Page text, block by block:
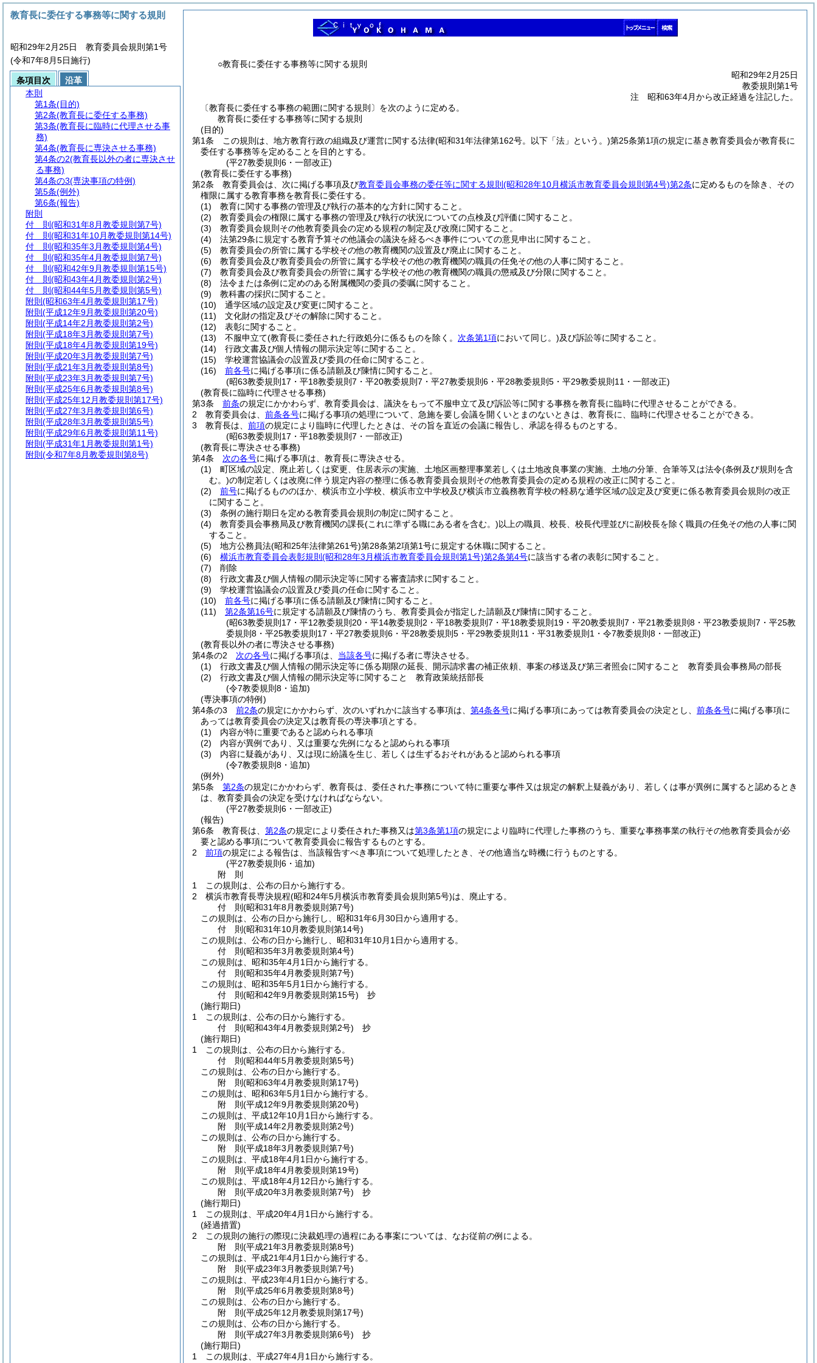
○教育長に委任する事務等に関する規則
昭和29年2月25日
教委規則第1号
注 昭和63年4月から改正経過を注記した。
〔教育長に委任する事務の範囲に関する規則〕を次のように定める。
教育長に委任する事務等に関する規則
(目的)
第1条
この規則は、地方教育行政の組織及び運営に関する法律(昭和31年法律第162号。以下「法」という。)第25条第1項の規定に基き教育委員会が教育長に
委任する事務等を定めることを目的とする。
(平27教委規則6・一部改正)
(教育長に委任する事務)
第2条
教育委員会は、次に掲げる事項及び教育委員会事務の委任等に関する規則 (昭和28年10月横浜市教育委員会規則第4号)第2条に定めるものを除き、その
権限に属する教育事務を教育長に委任する。
(1)
教育に関する事務の管理及び執行の基本的な方針に関すること。
(2)
教育委員会の権限に属する事務の管理及び執行の状況についての点検及び評価に関すること。
(3)
教育委員会規則その他教育委員会の定める規程の制定及び改廃に関すること。
(4)
法第29条に規定する教育予算その他議会の議決を経るべき事件についての意見申出に関すること。
(5)
教育委員会の所管に属する学校その他の教育機関の設置及び廃止に関すること。
(6)
教育委員会及び教育委員会の所管に属する学校その他の教育機関の職員の任免その他の人事に関すること。
(7)
教育委員会及び教育委員会の所管に属する学校その他の教育機関の職員の懲戒及び分限に関すること。
(8)
法令または条例に定めのある附属機関の委員の委嘱に関すること。
(9)
教科書の採択に関すること。
(10)
通学区域の設定及び変更に関すること。
(11)
文化財の指定及びその解除に関すること。
(12)
表彰に関すること。
(13)
不服申立て(教育長に委任された行政処分に係るものを除く。 次条第1項において同じ。)及び訴訟等に関すること。
(14)
行政文書及び個人情報の開示決定等に関すること。
(15)
学校運営協議会の設置及び委員の任命に関すること。
(16)
前各号に掲げる事項に係る請願及び陳情に関すること。
(昭63教委規則17・平18教委規則7・平20教委規則7・平27教委規則6・平28教委規則5・平29教委規則11・一部改正)
(教育長に臨時に代理させる事務)
第3条
前条の規定にかかわらず、教育委員会は、議決をもって不服申立て及び訴訟等に関する事務を教育長に臨時に代理させることができる。
2
教育委員会は、 前条各号に掲げる事項の処理について、急施を要し会議を開くいとまのないときは、教育長に、臨時に代理させることができる。
3
教育長は、 前項の規定により臨時に代理したときは、その旨を直近の会議に報告し、承認を得るものとする。
(昭63教委規則17・平18教委規則7・一部改正)
(教育長に専決させる事務)
第4条
次の各号に掲げる事項は、教育長に専決させる。
(1)
町区域の設定、廃止若しくは変更、住居表示の実施、土地区画整理事業若しくは土地改良事業の実施、土地の分筆、合筆等又は法令(条例及び規則を含
む。)の制定若しくは改廃に伴う規定内容の整理に係る教育委員会規則その他教育委員会の定める規程の改正に関すること。
(2)
前号に掲げるもののほか、横浜市立小学校、横浜市立中学校及び横浜市立義務教育学校の軽易な通学区域の設定及び変更に係る教育委員会規則の改正
に関すること。
(3)
条例の施行期日を定める教育委員会規則の制定に関すること。
(4)
教育委員会事務局及び教育機関の課長(これに準ずる職にある者を含む。)以上の職員、校長、校長代理並びに副校長を除く職員の任免その他の人事に関
すること。
(5)
地方公務員法(昭和25年法律第261号)第28条第2項第1号に規定する休職に関すること。
(6)
横浜市教育委員会表彰規則 (昭和28年3月横浜市教育委員会規則第1号)第2条第4号に該当する者の表彰に関すること。
(7)
削除
(8)
行政文書及び個人情報の開示決定等に関する審査請求に関すること。
(9)
学校運営協議会の設置及び委員の任命に関すること。
(10)
前各号に掲げる事項に係る請願及び陳情に関すること。
(11)
第2条第16号に規定する請願及び陳情のうち、教育委員会が指定した請願及び陳情に関すること。
(昭63教委規則17・平12教委規則20・平14教委規則2・平18教委規則7・平18教委規則19・平20教委規則7・平21教委規則8・平23教委規則7・平25教
委規則8・平25教委規則17・平27教委規則6・平28教委規則5・平29教委規則11・平31教委規則1・令7教委規則8・一部改正)
(教育長以外の者に専決させる事務)
第4条の2
次の各号に掲げる事項は、 当該各号に掲げる者に専決させる。
(1)
行政文書及び個人情報の開示決定等に係る期限の延長、開示請求書の補正依頼、事案の移送及び第三者照会に関すること 教育委員会事務局の部長
(2)
行政文書及び個人情報の開示決定等に関すること 教育政策統括部長
(令7教委規則8・追加)
(専決事項の特例)
第4条の3
前2条の規定にかかわらず、次のいずれかに該当する事項は、 第4条各号に掲げる事項にあっては教育委員会の決定とし、 前条各号に掲げる事項に
あっては教育委員会の決定又は教育長の専決事項とする。
(1)
内容が特に重要であると認められる事項
(2)
内容が異例であり、又は重要な先例になると認められる事項
(3)
内容に疑義があり、又は現に紛議を生じ、若しくは生ずるおそれがあると認められる事項
(令7教委規則8・追加)
(例外)
第5条
第2条の規定にかかわらず、教育長は、委任された事務について特に重要な事件又は規定の解釈上疑義があり、若しくは事が異例に属すると認めるとき
は、教育委員会の決定を受けなければならない。
(平27教委規則6・一部改正)
(報告)
第6条
教育長は、 第2条の規定により委任された事務又は第3条第1項の規定により臨時に代理した事務のうち、重要な事務事業の執行その他教育委員会が必
要と認める事項について教育委員会に報告するものとする。
2
前項の規定による報告は、当該報告すべき事項について処理したとき、その他適当な時機に行うものとする。
(平27教委規則6・追加)
附 則
1
この規則は、公布の日から施行する。
2
横浜市教育長専決規程(昭和24年5月横浜市教育委員会規則第5号)は、廃止する。
付 則(昭和31年8月教委規則第7号)
この規則は、公布の日から施行し、昭和31年6月30日から適用する。
付 則(昭和31年10月教委規則第14号)
この規則は、公布の日から施行し、昭和31年10月1日から適用する。
付 則(昭和35年3月教委規則第4号)
この規則は、昭和35年4月1日から施行する。
付 則(昭和35年4月教委規則第7号)
この規則は、昭和35年5月1日から施行する。
付 則(昭和42年9月教委規則第15号) 抄
(施行期日)
1
この規則は、公布の日から施行する。
付 則(昭和43年4月教委規則第2号) 抄
(施行期日)
1
この規則は、公布の日から施行する。
付 則(昭和44年5月教委規則第5号)
この規則は、公布の日から施行する。
附 則(昭和63年4月教委規則第17号)
この規則は、昭和63年5月1日から施行する。
附 則(平成12年9月教委規則第20号)
この規則は、平成12年10月1日から施行する。
附 則(平成14年2月教委規則第2号)
この規則は、公布の日から施行する。
附 則(平成18年3月教委規則第7号)
この規則は、平成18年4月1日から施行する。
附 則(平成18年4月教委規則第19号)
この規則は、平成18年4月12日から施行する。
附 則(平成20年3月教委規則第7号) 抄
(施行期日)
1
この規則は、平成20年4月1日から施行する。
(経過措置)
2
この規則の施行の際現に決裁処理の過程にある事案については、なお従前の例による。
附 則(平成21年3月教委規則第8号)
この規則は、平成21年4月1日から施行する。
附 則(平成23年3月教委規則第7号)
この規則は、平成23年4月1日から施行する。
附 則(平成25年6月教委規則第8号)
この規則は、公布の日から施行する。
附 則(平成25年12月教委規則第17号)
この規則は、公布の日から施行する。
附 則(平成27年3月教委規則第6号) 抄
(施行期日)
1
この規則は、平成27年4月1日から施行する。
教育長に委任する事務等に関する規則
昭和29年2月25日 教育委員会規則第1号
(令和7年8月5日施行)
条項目次
沿革
本則
第1条(目的)
第2条(教育長に委任する事務)
第3条(教育長に臨時に代理させる事
務)
第4条(教育長に専決させる事務)
第4条の2(教育長以外の者に専決させ
る事務)
第4条の3(専決事項の特例)
第5条(例外)
第6条(報告)
附則
付 則 (昭和31年8月教委規則第7号)
付 則 (昭和31年10月教委規則第14号)
付 則 (昭和35年3月教委規則第4号)
付 則 (昭和35年4月教委規則第7号)
付 則 (昭和42年9月教委規則第15号)
付 則 (昭和43年4月教委規則第2号)
付 則 (昭和44年5月教委規則第5号)
附則 (昭和63年4月教委規則第17号)
附則 (平成12年9月教委規則第20号)
附則 (平成14年2月教委規則第2号)
附則 (平成18年3月教委規則第7号)
附則 (平成18年4月教委規則第19号)
附則 (平成20年3月教委規則第7号)
附則 (平成21年3月教委規則第8号)
附則 (平成23年3月教委規則第7号)
附則 (平成25年6月教委規則第8号)
附則 (平成25年12月教委規則第17号)
附則 (平成27年3月教委規則第6号)
附則 (平成28年3月教委規則第5号)
附則 (平成29年6月教委規則第11号)
附則 (平成31年1月教委規則第1号)
附則 (令和7年8月教委規則第8号)